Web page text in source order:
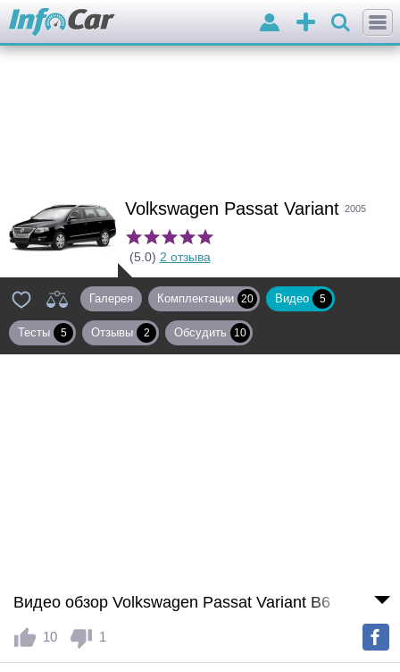
Добавить
объявление
Войти
Volkswagen Passat Variant 2005
(5.0) 2 отзыва
Галерея Комплектации 20 Видео 5
Тесты 5 Отзывы 2 Обсудить 10
Видео обзор Volkswagen Passat Variant B6
10 1